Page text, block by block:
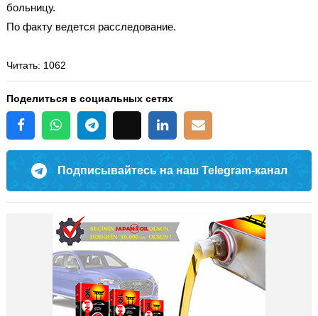
больницу.
По факту ведется расследование.
Читать: 1062
Поделиться в социальных сетях
Подписывайтесь на наш Telegram-канал